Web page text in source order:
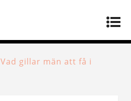
Vad gillar män att få i